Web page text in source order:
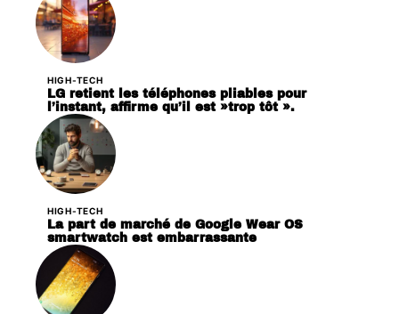
HIGH-TECH
LG retient les téléphones pliables pour
l’instant, affirme qu’il est »trop tôt ».
HIGH-TECH
La part de marché de Google Wear OS
smartwatch est embarrassante